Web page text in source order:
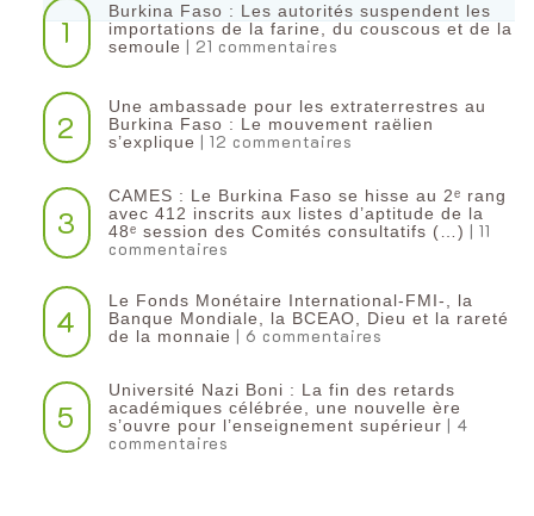
1
Burkina Faso : Les autorités suspendent les
importations de la farine, du couscous et de la
semoule | 21 commentaires
2
Une ambassade pour les extraterrestres au
Burkina Faso : Le mouvement raëlien
s’explique | 12 commentaires
3
CAMES : Le Burkina Faso se hisse au 2ᵉ rang
avec 412 inscrits aux listes d’aptitude de la
48ᵉ session des Comités consultatifs (…) | 11
commentaires
4
Le Fonds Monétaire International-FMI-, la
Banque Mondiale, la BCEAO, Dieu et la rareté
de la monnaie | 6 commentaires
5
Université Nazi Boni : La fin des retards
académiques célébrée, une nouvelle ère
s’ouvre pour l’enseignement supérieur | 4
commentaires